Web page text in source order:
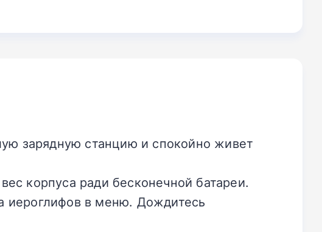
зарядную станцию и спокойно живет
корпуса ради бесконечной батареи.
иероглифов в меню. Дождитесь